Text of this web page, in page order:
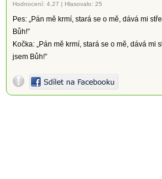
Hodnocení: 4.27 | Hlasovalo: 25
Pes: „Pán mě krmí, stará se o mě, dává mi
Bůh!”
Kočka: „Pán mě krmí, stará se o mě, dává mi
jsem Bůh!”